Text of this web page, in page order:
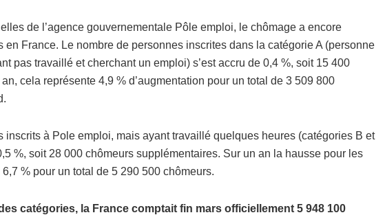
de l’agence gouvernementale Pôle emploi, le chômage a encore
en France. Le nombre de personnes inscrites dans la catégorie A (personne
pas travaillé et cherchant un emploi) s’est accru de 0,4 %, soit 15 400
cela représente 4,9 % d’augmentation pour un total de 3 509 800
inscrits à Pole emploi, mais ayant travaillé quelques heures (catégories B et
%, soit 28 000 chômeurs supplémentaires. Sur un an la hausse pour les
% pour un total de 5 290 500 chômeurs.
catégories, la France comptait fin mars officiellement 5 948 100